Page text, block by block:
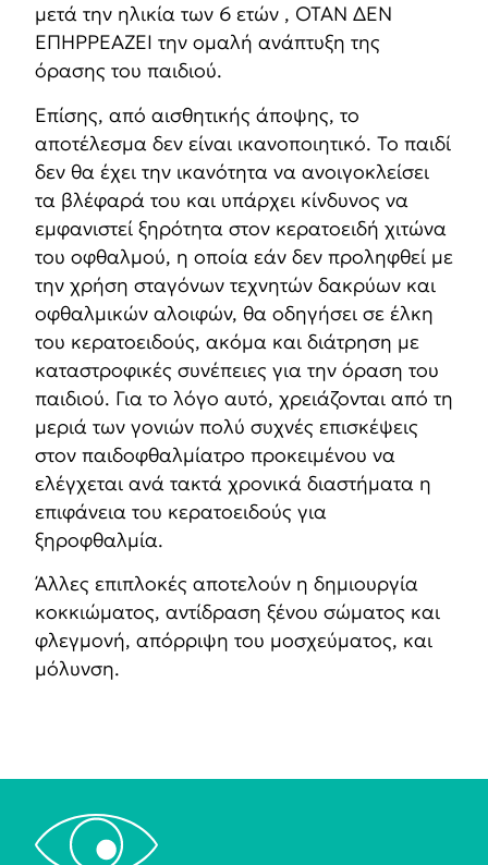
μετά την ηλικία των 6 ετών , ΟΤΑΝ ΔΕΝ
ΕΠΗΡΡΕΑΖΕΙ την ομαλή ανάπτυξη της
όρασης του παιδιού.
Επίσης, από αισθητικής άποψης, το
αποτέλεσμα δεν είναι ικανοποιητικό. Το παιδί
δεν θα έχει την ικανότητα να ανοιγοκλείσει
τα βλέφαρά του και υπάρχει κίνδυνος να
εμφανιστεί ξηρότητα στον κερατοειδή χιτώνα
του οφθαλμού, η οποία εάν δεν προληφθεί με
την χρήση σταγόνων τεχνητών δακρύων και
οφθαλμικών αλοιφών, θα οδηγήσει σε έλκη
του κερατοειδούς, ακόμα και διάτρηση με
καταστροφικές συνέπειες για την όραση του
παιδιού. Για το λόγο αυτό, χρειάζονται από τη
μεριά των γονιών πολύ συχνές επισκέψεις
στον παιδοφθαλμίατρο προκειμένου να
ελέγχεται ανά τακτά χρονικά διαστήματα η
επιφάνεια του κερατοειδούς για
ξηροφθαλμία.
Άλλες επιπλοκές αποτελούν η δημιουργία
κοκκιώματος, αντίδραση ξένου σώματος και
φλεγμονή, απόρριψη του μοσχεύματος, και
μόλυνση.